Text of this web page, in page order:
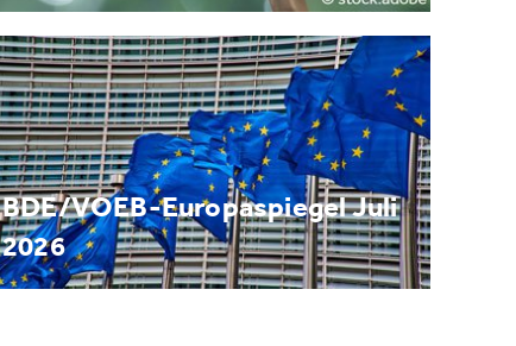
BDE/VOEB-Europaspiegel Juli
2026